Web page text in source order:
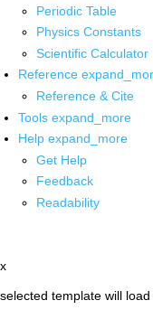
Periodic Table
Physics Constants
Scientific Calculator
Reference
Reference & Cite
Tools expand_more
Help expand_more
Get Help
Feedback
Readability
x
selected template will